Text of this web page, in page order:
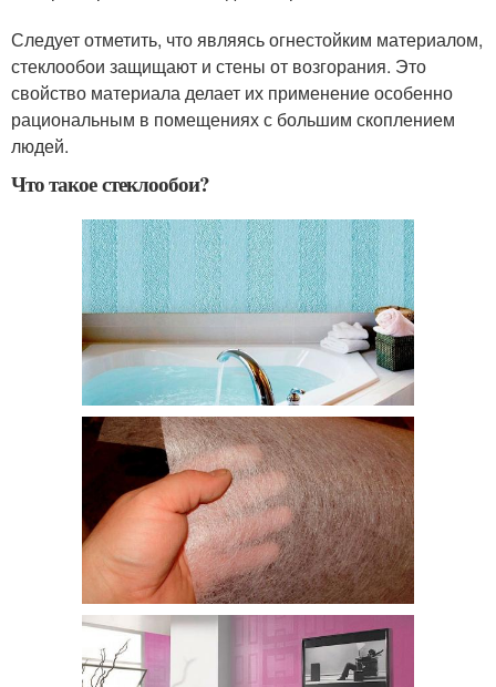
Следует отметить, что являясь огнестойким материалом,
стеклообои защищают и стены от возгорания. Это
свойство материала делает их применение особенно
рациональным в помещениях с большим скоплением
людей.
Что такое стеклообои?